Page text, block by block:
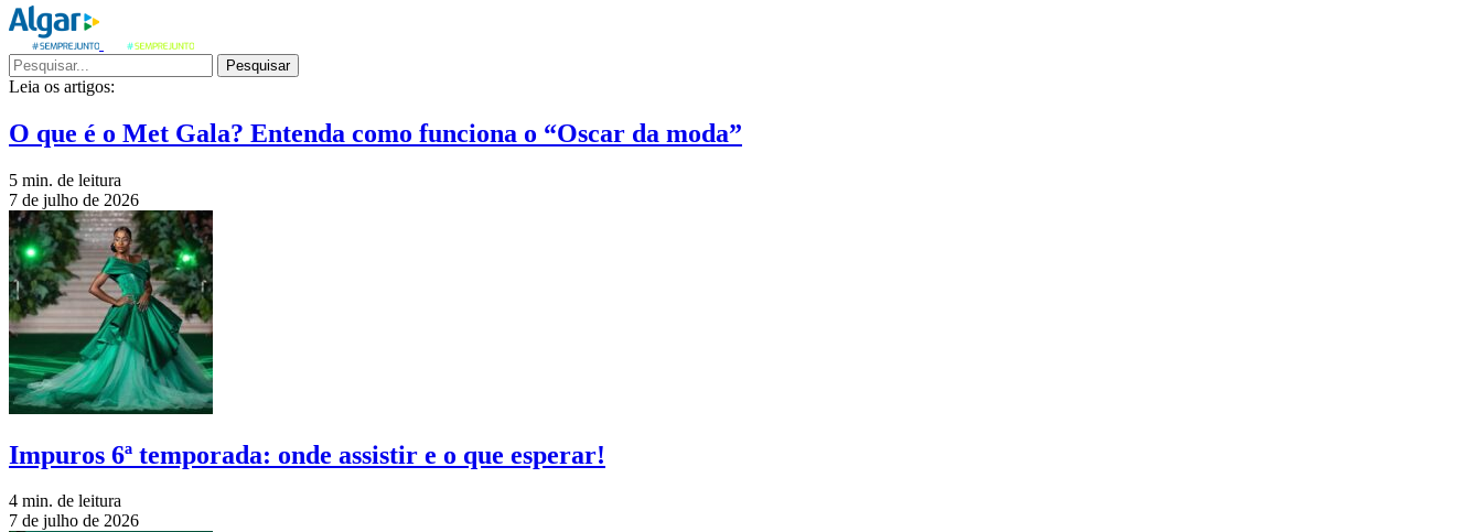
Pesquisar
Leia os artigos:
O que é o Met Gala? Entenda como funciona o “Oscar da moda”
5 min. de leitura
7 de julho de 2026
Impuros 6ª temporada: onde assistir e o que esperar!
4 min. de leitura
7 de julho de 2026